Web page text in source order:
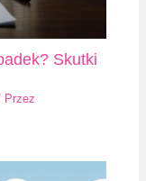
Skutki
Przez